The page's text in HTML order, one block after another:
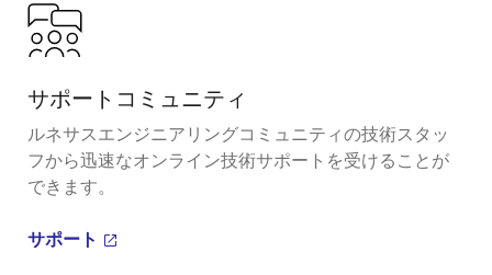
サポートコミュニティ
ルネサスエンジニアリングコミュニティの技術スタッ
フから迅速なオンライン技術サポートを受けることが
できます。
サポート